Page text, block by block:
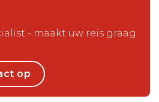
- maakt uw reis graag
op